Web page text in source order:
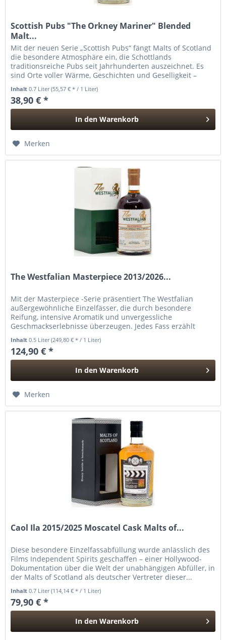
Scottish Pubs "The Orkney Mariner" Blended
Malt...
Mit der neuen Serie „Scottish Pubs“ fängt Malts of Scotland
die besondere Atmosphäre ein, die Schottlands
traditionsreiche Pubs seit Jahrhunderten auszeichnet. Es
sind Orte voller Wärme, Geschichten und Geselligkeit –
Inhalt0.7 Liter(55,57 € * / 1 Liter)
38,90 € *
In den Warenkorb
Merken
The Westfalian Masterpiece 2013/2026...
Mit der Masterpiece -Serie präsentiert The Westfalian
außergewöhnliche Einzelfässer, die durch besondere
Reifung, intensive Aromatik und unvergessliche
Geschmackserlebnisse überzeugen. Jedes Fass erzählt
Inhalt0.5 Liter(249,80 € * / 1 Liter)
124,90 € *
In den Warenkorb
Merken
Caol Ila 2015/2025 Moscatel Cask Malts of...
Diese besondere Einzelfassabfüllung wurde anlässlich des
Films Independent Spirits geschaffen – einer Hollywood-
Dokumentation über die Welt der unabhängigen Abfüller, in
der Malts of Scotland als deutscher Vertreter dieser...
Inhalt0.7 Liter(114,14 € * / 1 Liter)
79,90 € *
In den Warenkorb